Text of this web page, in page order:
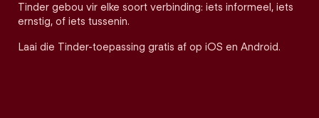
Tinder gebou vir elke soort verbinding: iets informeel, iets
ernstig, of iets tussenin.
Laai die Tinder-toepassing gratis af op iOS en Android.